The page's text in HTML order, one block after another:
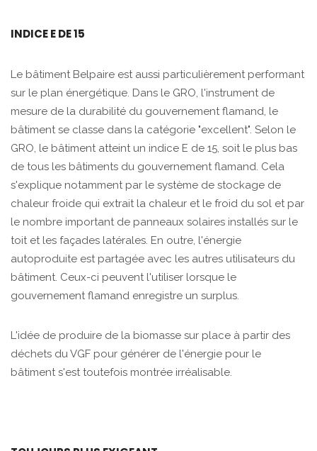
INDICE E DE 15
Le bâtiment Belpaire est aussi particulièrement performant
sur le plan énergétique. Dans le GRO, l'instrument de
mesure de la durabilité du gouvernement flamand, le
bâtiment se classe dans la catégorie "excellent". Selon le
GRO, le bâtiment atteint un indice E de 15, soit le plus bas
de tous les bâtiments du gouvernement flamand. Cela
s'explique notamment par le système de stockage de
chaleur froide qui extrait la chaleur et le froid du sol et par
le nombre important de panneaux solaires installés sur le
toit et les façades latérales. En outre, l'énergie
autoproduite est partagée avec les autres utilisateurs du
bâtiment. Ceux-ci peuvent l'utiliser lorsque le
gouvernement flamand enregistre un surplus.
L'idée de produire de la biomasse sur place à partir des
déchets du VGF pour générer de l'énergie pour le
bâtiment s'est toutefois montrée irréalisable.